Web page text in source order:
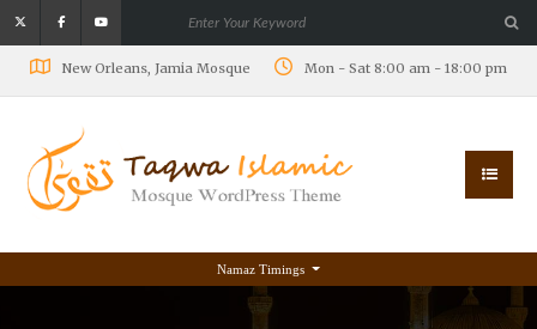
New Orleans, Jamia Mosque Mon - Sat 8:00 am - 18:00 pm
Namaz Timings